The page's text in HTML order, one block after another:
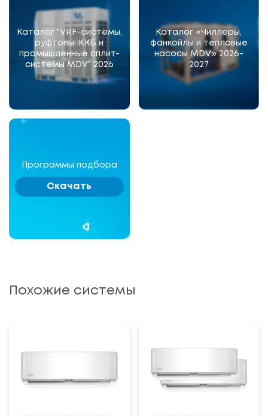
Каталог "VRF-системы,
руфтопы, ККБ и
промышленные сплит-
системы MDV" 2026
Каталог «Чиллеры,
фанкойлы и тепловые
насосы MDV» 2026-
2027
Программы подбора
Скачать
Похожие системы